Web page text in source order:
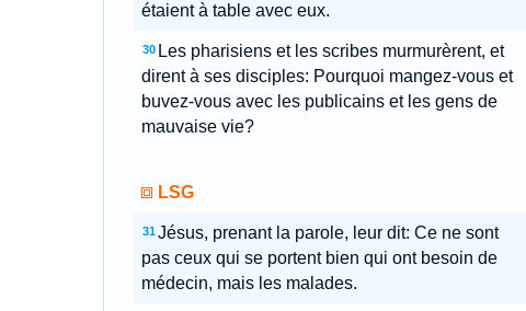
étaient à table avec eux.
30 Les pharisiens et les scribes murmurèrent, et
dirent à ses disciples: Pourquoi mangez-vous et
buvez-vous avec les publicains et les gens de
mauvaise vie?
LSG
31 Jésus, prenant la parole, leur dit: Ce ne sont
pas ceux qui se portent bien qui ont besoin de
médecin, mais les malades.